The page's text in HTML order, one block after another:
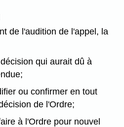
de l'audition de l'appel, la
qui aurait dû à
ou confirmer en tout
de l'Ordre;
à l'Ordre pour nouvel